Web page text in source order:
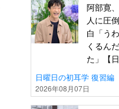
阿部寛
人に圧
白「う
くるん
た」【
日曜日の初耳学 復習編
2026年08月07日